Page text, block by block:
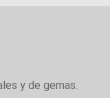
y de gemas.